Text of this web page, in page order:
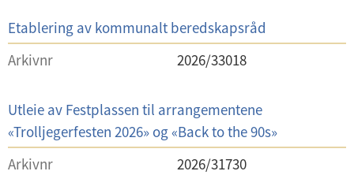
l
i
t
e
S
a
k
t
i
t
Etablering av kommunalt beredskapsråd
Arkivnr
2026/33018
S
a
k
s
Utleie av Festplassen til arrangementene
«Trolljegerfesten 2026» og «Back to the 90s»
Arkivnr
2026/31730